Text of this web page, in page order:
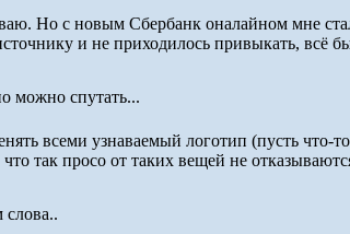
Но с новым Сбербанк оналайном мне
и не приходилось привыкать, всё
можно спутать...
всеми узнаваемый логотип (пусть что-
так просо от таких вещей не